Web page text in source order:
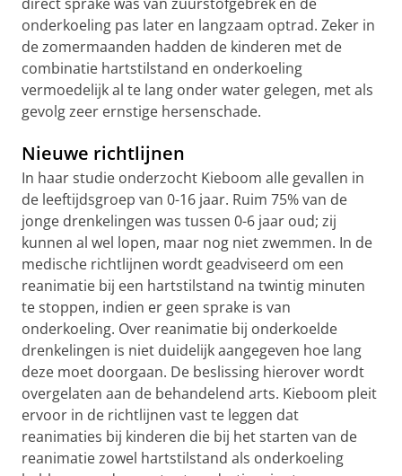
onderkoeling pas later en langzaam optrad. Zeker in
de zomermaanden hadden de kinderen met de
combinatie hartstilstand en onderkoeling
vermoedelijk al te lang onder water gelegen, met als
gevolg zeer ernstige hersenschade.
Nieuwe richtlijnen
In haar studie onderzocht Kieboom alle gevallen in
de leeftijdsgroep van 0-16 jaar. Ruim 75% van de
jonge drenkelingen was tussen 0-6 jaar oud; zij
kunnen al wel lopen, maar nog niet zwemmen. In de
medische richtlijnen wordt geadviseerd om een
reanimatie bij een hartstilstand na twintig minuten
te stoppen, indien er geen sprake is van
onderkoeling. Over reanimatie bij onderkoelde
drenkelingen is niet duidelijk aangegeven hoe lang
deze moet doorgaan. De beslissing hierover wordt
overgelaten aan de behandelend arts. Kieboom pleit
ervoor in de richtlijnen vast te leggen dat
reanimaties bij kinderen die bij het starten van de
reanimatie zowel hartstilstand als onderkoeling